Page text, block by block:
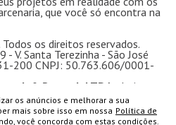
os anúncios e melhorar a sua
mais sobre isso em nossa Política de
você concorda com estas condições.
COMPRAR
que você só encontra na
os direitos reservados.
- V. Santa Terezinha - São José
200 CNPJ: 50.763.606/0001-
& Ramuth LTDA - Loja
marcenaria, acessórios e
para marcenaria com ótimos